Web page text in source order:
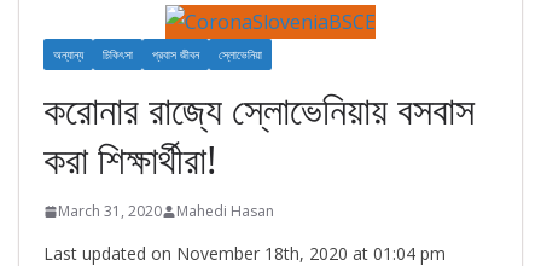
অন্যান্য চিকিৎসা প্রবাস জীবন স্লোভেনিয়া
করোনার রাজ্যে স্লোভেনিয়ায় বসবাস
করা শিক্ষার্থীরা!
March 31, 2020 Mahedi Hasan
Last updated on November 18th, 2020 at 01:04 pm